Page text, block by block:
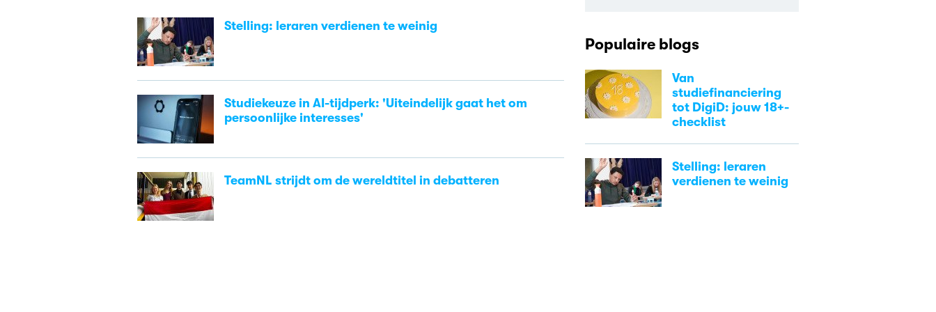
Stelling: leraren verdienen te weinig
Studiekeuze in AI-tijdperk: 'Uiteindelijk gaat het om
persoonlijke interesses'
TeamNL strijdt om de wereldtitel in debatteren
Populaire blogs
Van
studiefinanciering
tot DigiD: jouw 18+-
checklist
Stelling: leraren
verdienen te weinig